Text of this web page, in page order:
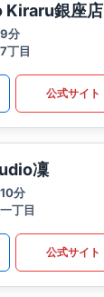
銀座店
分
丁目
公式サイト
凜
分
丁目
公式サイト